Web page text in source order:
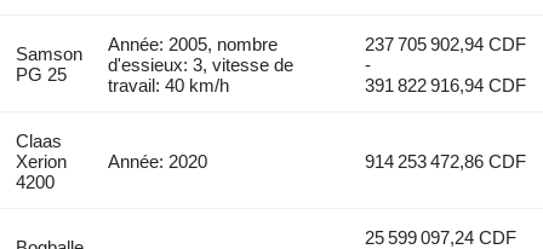
Samson
PG 25
Année: 2005, nombre
d'essieux: 3, vitesse de
travail: 40 km/h
237 705 902,94 CDF
-
391 822 916,94 CDF
Claas
Xerion
4200
Année: 2020 914 253 472,86 CDF
25 599 097,24 CDF